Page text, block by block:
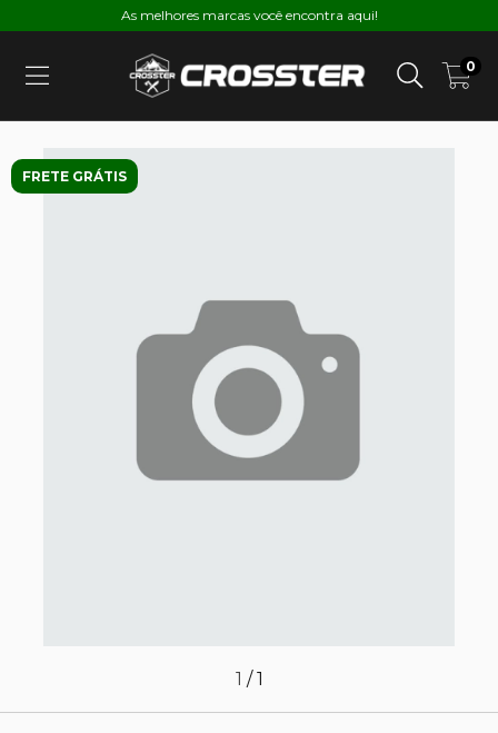
As melhores marcas você encontra aqui!
0
FRETE GRÁTIS
1 /1